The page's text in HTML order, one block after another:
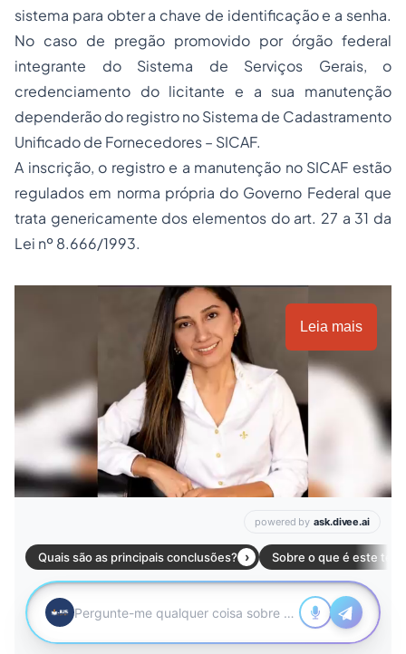
sistema para obter a chave de identificação e a senha.
No caso de pregão promovido por órgão federal
integrante do Sistema de Serviços Gerais, o
credenciamento do licitante e a sua manutenção
dependerão do registro no Sistema de Cadastramento
Unificado de Fornecedores – SICAF.
A inscrição, o registro e a manutenção no SICAF estão
regulados em norma própria do Governo Federal que
trata genericamente dos elementos do art. 27 a 31 da
Lei nº 8.666/1993.
Leia mais